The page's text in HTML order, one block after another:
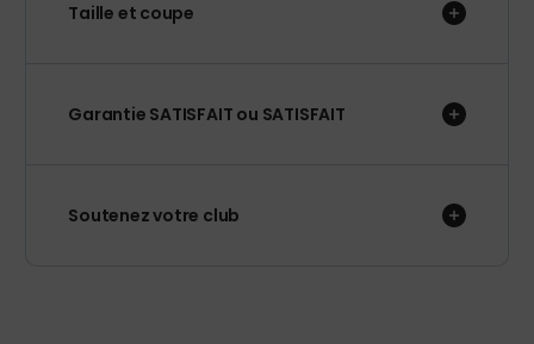
Taille et coupe
Garantie SATISFAIT ou SATISFAIT
Soutenez votre club